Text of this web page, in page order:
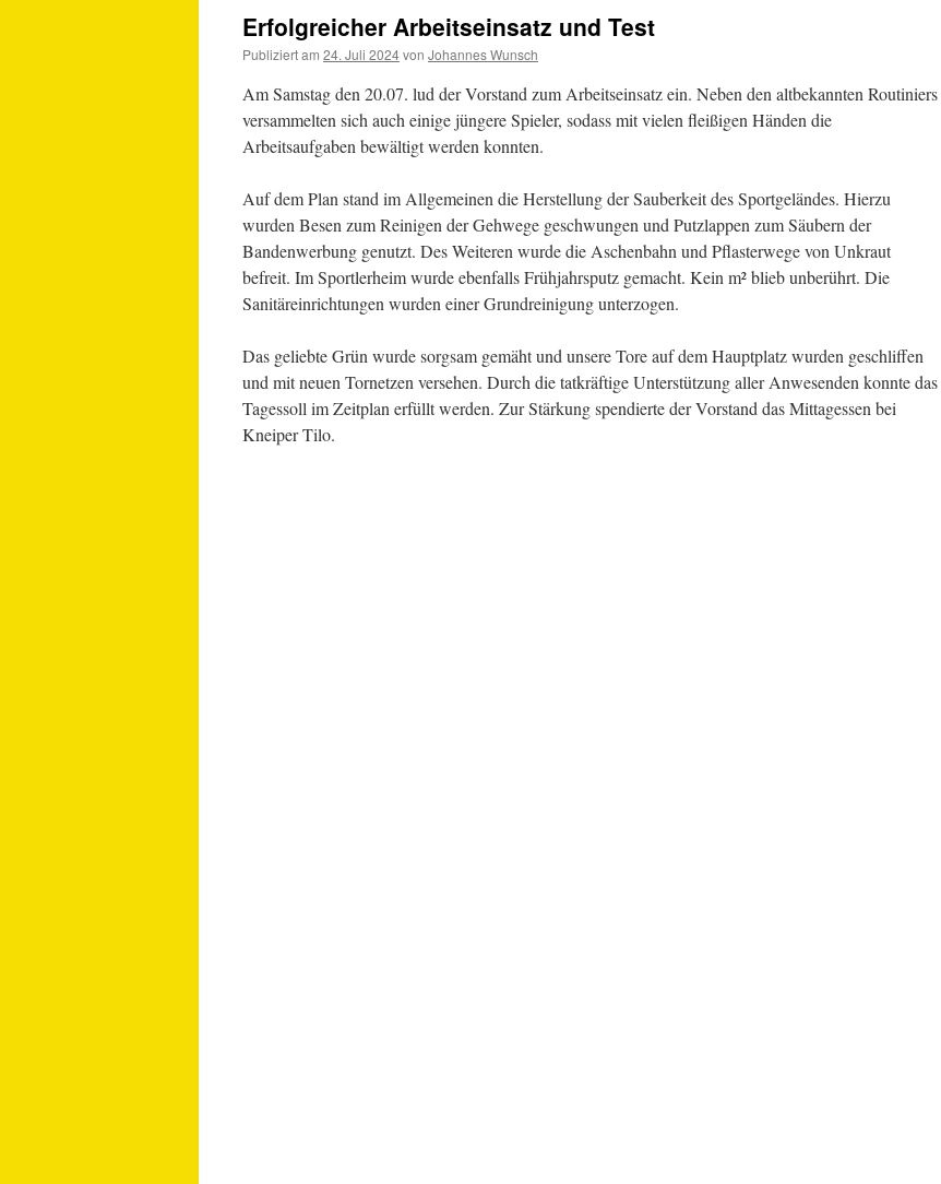
Erfolgreicher Arbeitseinsatz und Test
Publiziert am 24. Juli 2024von Johannes Wunsch
Am Samstag den 20.07. lud der Vorstand zum Arbeitseinsatz ein. Neben den altbekannten Routiniers
versammelten sich auch einige jüngere Spieler, sodass mit vielen fleißigen Händen die
Arbeitsaufgaben bewältigt werden konnten.
Auf dem Plan stand im Allgemeinen die Herstellung der Sauberkeit des Sportgeländes. Hierzu
wurden Besen zum Reinigen der Gehwege geschwungen und Putzlappen zum Säubern der
Bandenwerbung genutzt. Des Weiteren wurde die Aschenbahn und Pflasterwege von Unkraut
befreit. Im Sportlerheim wurde ebenfalls Frühjahrsputz gemacht. Kein m² blieb unberührt. Die
Sanitäreinrichtungen wurden einer Grundreinigung unterzogen.
Das geliebte Grün wurde sorgsam gemäht und unsere Tore auf dem Hauptplatz wurden geschliffen
und mit neuen Tornetzen versehen. Durch die tatkräftige Unterstützung aller Anwesenden konnte das
Tagessoll im Zeitplan erfüllt werden. Zur Stärkung spendierte der Vorstand das Mittagessen bei
Kneiper Tilo.